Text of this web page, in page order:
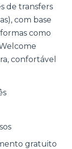
de transfers
com base
como
confortável
gratuito